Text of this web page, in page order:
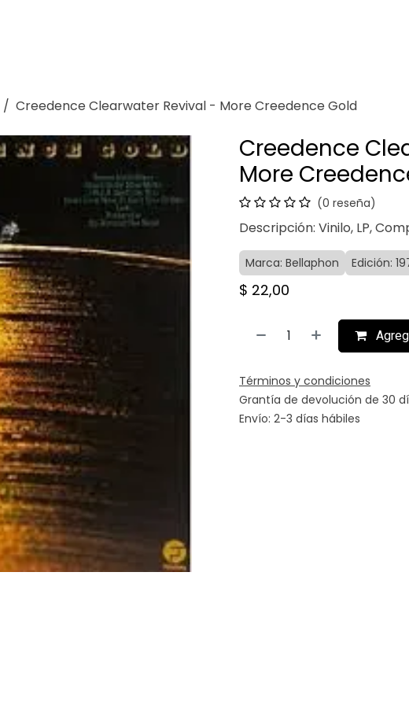
Creedence Clearwater Revival - More Creedence Gold
Creedence
More
(0 reseña)
Descripción: Vinilo, LP,
Marca: Bellaphon Edición:
$ 22,00
Términos y condiciones
Grantía de devolución de 30
Envío: 2-3 días hábiles